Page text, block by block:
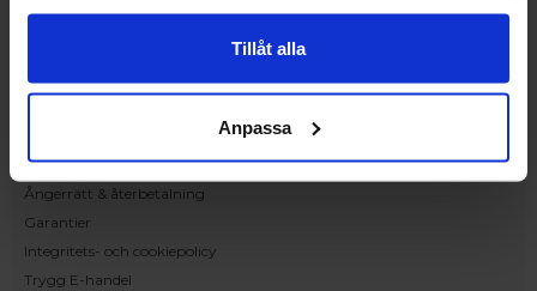
Tillåt alla
Anpassa
Handla på Nordiska Fönster
Betalnings & leveransvillkor
Ångerrätt & återbetalning
Garantier
Integritets- och cookiepolicy
Trygg E-handel